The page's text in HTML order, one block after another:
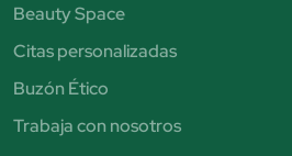
Beauty Space
Citas personalizadas
Buzón Ético
Trabaja con nosotros